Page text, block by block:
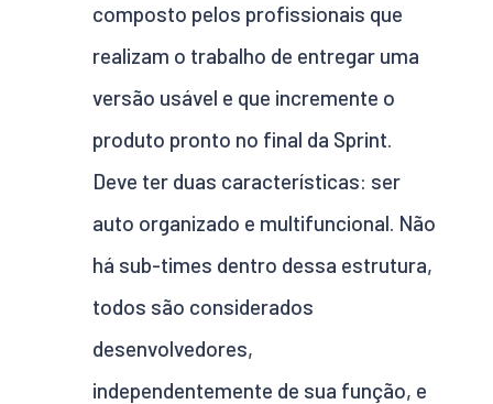
composto pelos profissionais que
realizam o trabalho de entregar uma
versão usável e que incremente o
produto pronto no final da Sprint.
Deve ter duas características: ser
auto organizado e multifuncional. Não
há sub-times dentro dessa estrutura,
todos são considerados
desenvolvedores,
independentemente de sua função, e